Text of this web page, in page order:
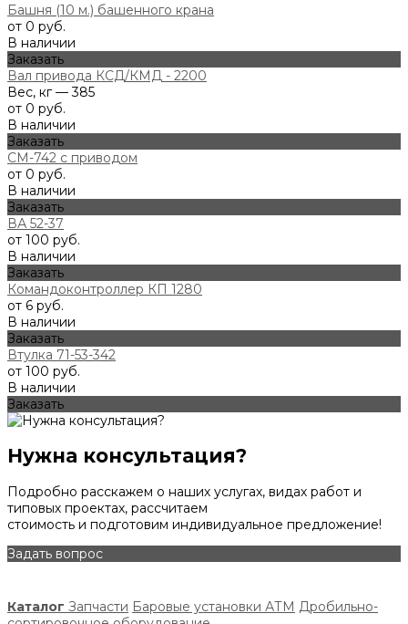
Башня (10 м.) башенного крана
от 0 руб.
В наличии
Заказать
Вал привода КСД/КМД - 2200
Вес, кг — 385
от 0 руб.
В наличии
Заказать
СМ-742 с приводом
от 0 руб.
В наличии
Заказать
ВА 52-37
от 100 руб.
В наличии
Заказать
Командоконтроллер КП 1280
от 6 руб.
В наличии
Заказать
Втулка 71-53-342
от 100 руб.
В наличии
Заказать
Нужна консультация?
Подробно расскажем о наших услугах, видах работ и
типовых проектах, рассчитаем
стоимость и подготовим индивидуальное предложение!
Задать вопрос
Каталог Запчасти Баровые установки АТМ Дробильно-